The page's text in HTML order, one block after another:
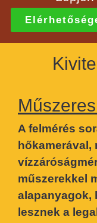
A felmérés
hőkamerával,
műszerekkel
alapanyagok,
lesznek a